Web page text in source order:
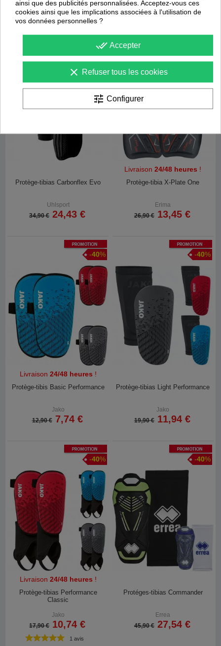
19,90 € 13,93 €
21,50 € 12,90 €
30%
Protège-tibias Carbonflex Evo
Uhlsport
34,90 € 24,43 €
Livraison24/48 heures !
Protège-tibia X-Plate One
Erima
26,90 € 13,45 €
Promotion
-40%
Livraison 24/48 heures !
Protège-tibis Basic Performance
Jako
12,90 € 7,74 €
Promotion
-40%
Protège-tibias Light Performance
Jako
19,90 € 11,94 €
Promotion
-40%
Livraison 24/48 heures !
Protège-tibias Performance
Classic
Jako
17,90 € 10,74 €
1 avis
Promotion
-40%
Protéges-tibias Commander
Errea
45,90 € 27,54 €
ainsi que des publicités personnalisées. Acceptez-vous ces
cookies ainsi que les implications associées à l'utilisation de
vos données personnelles ?
done_all Accepter
clear Refuser tous les cookies
tune Configurer